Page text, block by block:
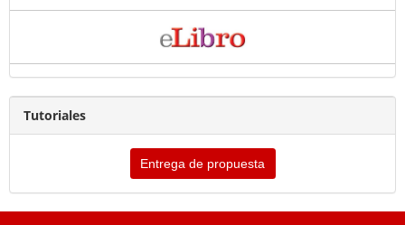
Tutoriales
Entrega de propuesta